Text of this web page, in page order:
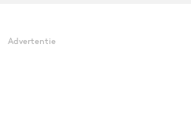
Advertentie